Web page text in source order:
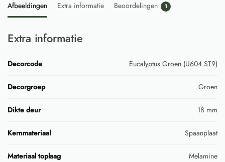
Afbeeldingen Extra informatie Beoordelingen 1
Extra informatie
Decorcode Eucalyptus Groen (U604 ST9)
Decorgroep Groen
Dikte deur 18 mm
Kernmateriaal Spaanplaat
Materiaal toplaag Melamine